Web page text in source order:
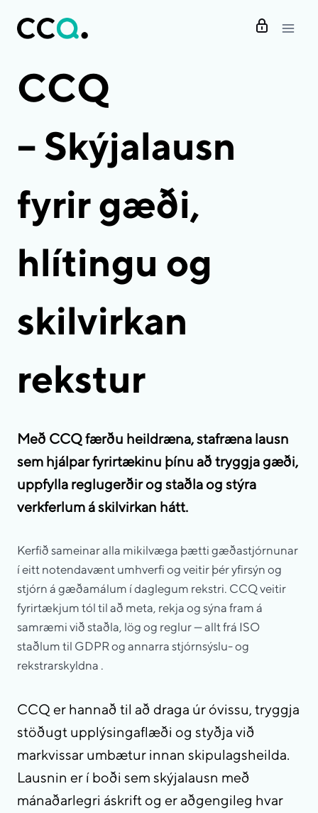
CCQ
– Skýjalausn
fyrir gæði,
hlítingu og
skilvirkan
rekstur
Með CCQ færðu heildræna, stafræna lausn
sem hjálpar fyrirtækinu þínu að tryggja gæði,
uppfylla reglugerðir og staðla og stýra
verkferlum á skilvirkan hátt.
Kerfið sameinar alla mikilvæga þætti gæðastjórnunar
í eitt notendavænt umhverfi og veitir þér yfirsýn og
stjórn á gæðamálum í daglegum rekstri. CCQ veitir
fyrirtækjum tól til að meta, rekja og sýna fram á
samræmi við staðla, lög og reglur — allt frá ISO
staðlum til GDPR og annarra stjórnsýslu- og
rekstrarskyldna .
CCQ er hannað til að draga úr óvissu, tryggja
stöðugt upplýsingaflæði og styðja við
markvissar umbætur innan skipulagsheilda.
Lausnin er í boði sem skýjalausn með
mánaðarlegri áskrift og er aðgengileg hvar